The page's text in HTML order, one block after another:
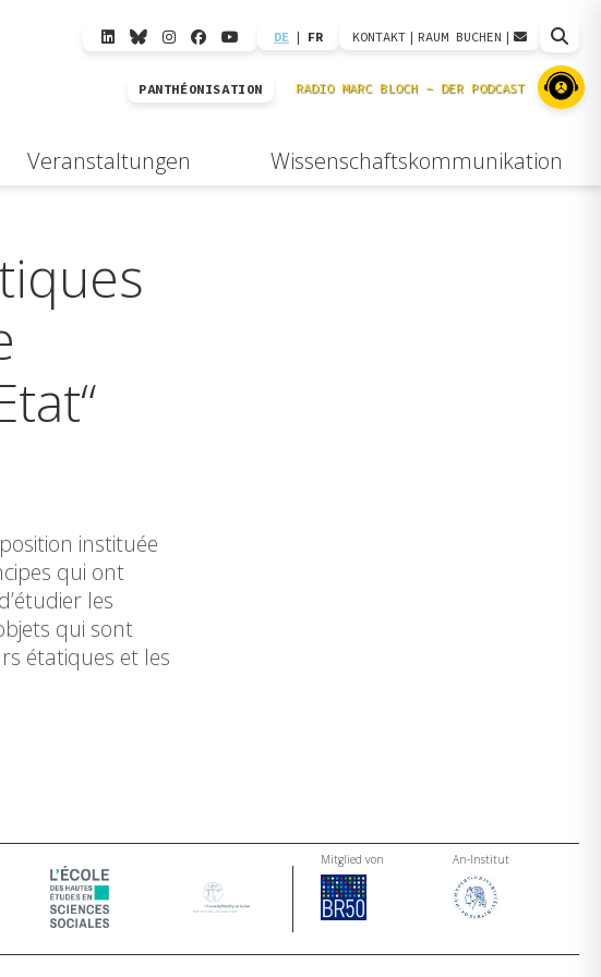
DE | FR KONTAKT | RAUM BUCHEN |
PANTHÉONISATION
Veranstaltungen Wissenschaftskommunikation
instituée
qui ont
les
qui sont
étatiques et les
Mitglied von An-Institut